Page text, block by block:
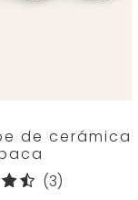
de cerámica
(3)3